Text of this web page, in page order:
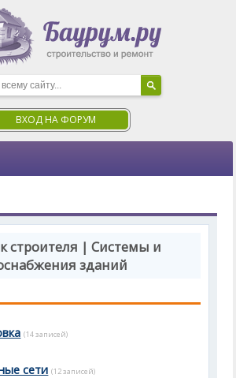
ВХОД НА ФОРУМ
строителя | Системы и
зданий
(14 записей)
сети (12 записей)